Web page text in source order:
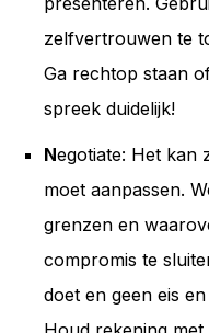
zelfvertrouwen te
Ga rechtop staan
spreek duidelijk!
Negotiate: Het kan
moet aanpassen.
grenzen en
compromis te
doet en geen eis